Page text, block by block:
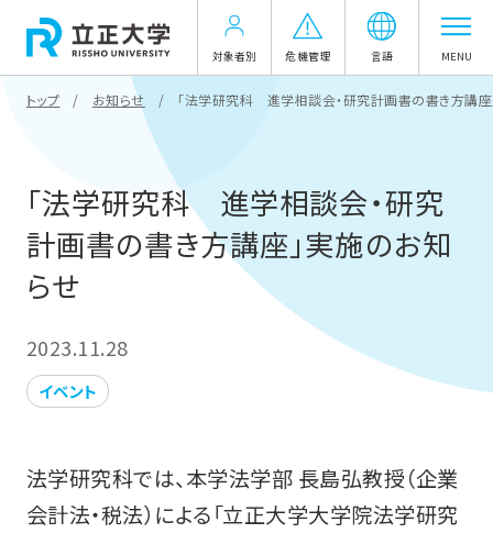
対象者別 危機管理 言語 MENU
トップ お知らせ 「法学研究科 進学相談会・研究計画書の書き方講座
「法学研究科 進学相談会・研究
計画書の書き方講座」実施のお知
らせ
2023.11.28
イベント
法学研究科では、本学法学部 長島弘教授（企業
会計法・税法）による「立正大学大学院法学研究